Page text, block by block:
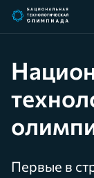
Первые в